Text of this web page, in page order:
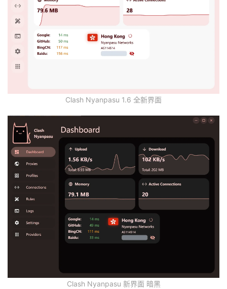
Clash Nyanpasu 1.6 全新界面
Clash Nyanpasu 新界面 暗黑